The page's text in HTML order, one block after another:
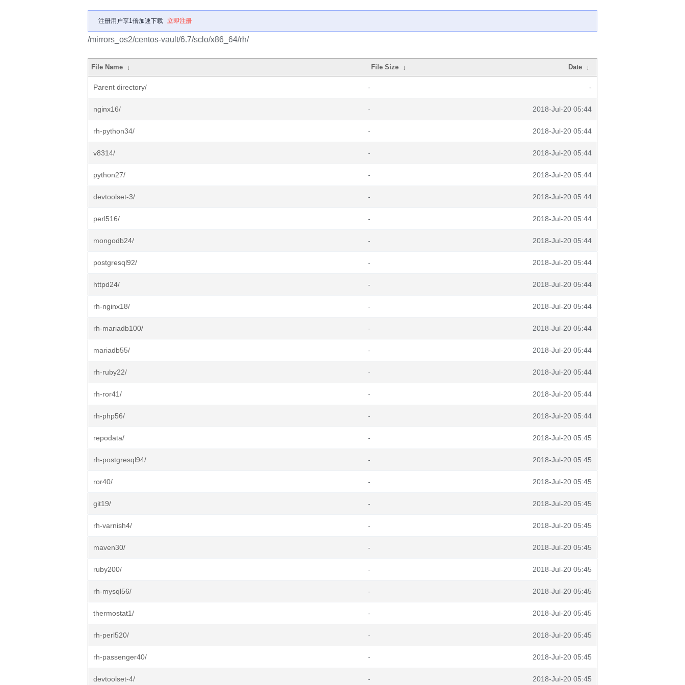
注册用户享1倍加速下载 立即注册
/mirrors_os2/centos-vault/6.7/sclo/x86_64/rh/
File Name ↓ File Size ↓ Date ↓
Parent directory/ - -
nginx16/ - 2018-Jul-20 05:44
rh-python34/ - 2018-Jul-20 05:44
v8314/ - 2018-Jul-20 05:44
python27/ - 2018-Jul-20 05:44
devtoolset-3/ - 2018-Jul-20 05:44
perl516/ - 2018-Jul-20 05:44
mongodb24/ - 2018-Jul-20 05:44
postgresql92/ - 2018-Jul-20 05:44
httpd24/ - 2018-Jul-20 05:44
rh-nginx18/ - 2018-Jul-20 05:44
rh-mariadb100/ - 2018-Jul-20 05:44
mariadb55/ - 2018-Jul-20 05:44
rh-ruby22/ - 2018-Jul-20 05:44
rh-ror41/ - 2018-Jul-20 05:44
rh-php56/ - 2018-Jul-20 05:44
repodata/ - 2018-Jul-20 05:45
rh-postgresql94/ - 2018-Jul-20 05:45
ror40/ - 2018-Jul-20 05:45
git19/ - 2018-Jul-20 05:45
rh-varnish4/ - 2018-Jul-20 05:45
maven30/ - 2018-Jul-20 05:45
ruby200/ - 2018-Jul-20 05:45
rh-mysql56/ - 2018-Jul-20 05:45
thermostat1/ - 2018-Jul-20 05:45
rh-perl520/ - 2018-Jul-20 05:45
rh-passenger40/ - 2018-Jul-20 05:45
devtoolset-4/ - 2018-Jul-20 05:45